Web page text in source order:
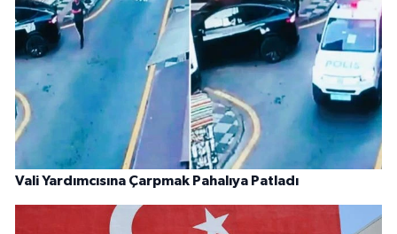
Vali Yardımcısına Çarpmak Pahalıya Patladı